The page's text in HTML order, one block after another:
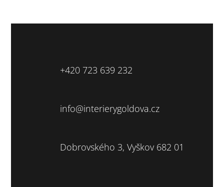
+420 723 639 232
info@interierygoldova.cz
Dobrovského 3, Vyškov 682 01